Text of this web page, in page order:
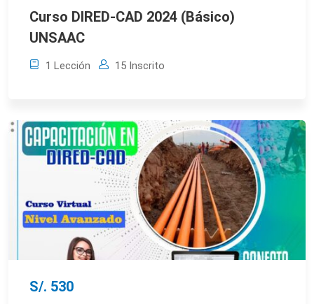
Curso DIRED-CAD 2024 (Básico)
UNSAAC
1 Lección 15 Inscrito
S/. 530